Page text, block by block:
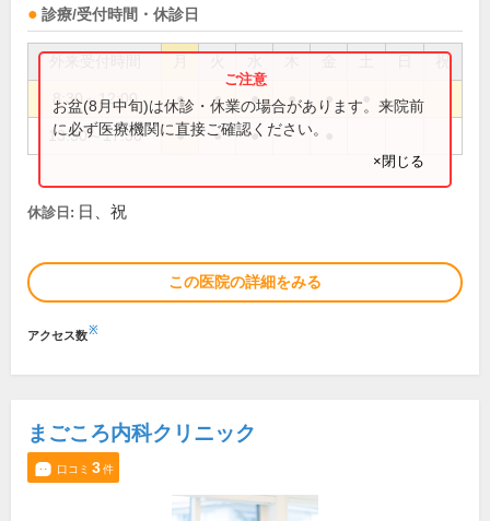
診療/受付時間・休診日
祝
8:30～12:00 ● ● ● ● ●
13:30～17:30 ● ● ●
お盆(8月中旬)は休診・休業の場合があります。来院前
に必ず医療機関に直接ご確認ください。
×閉じる
休診日: 日、祝
この医院の詳細をみる
アクセス数※
まごころ内科クリニック
口コミ 3件